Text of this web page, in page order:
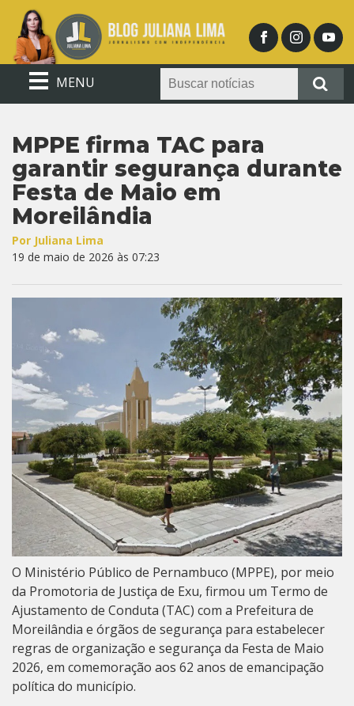
MENU
MPPE firma TAC para
garantir segurança durante
Festa de Maio em
Moreilândia
Por Juliana Lima
19 de maio de 2026 às 07:23
O Ministério Público de Pernambuco (MPPE), por meio
da Promotoria de Justiça de Exu, firmou um Termo de
Ajustamento de Conduta (TAC) com a Prefeitura de
Moreilândia e órgãos de segurança para estabelecer
regras de organização e segurança da Festa de Maio
2026, em comemoração aos 62 anos de emancipação
política do município.